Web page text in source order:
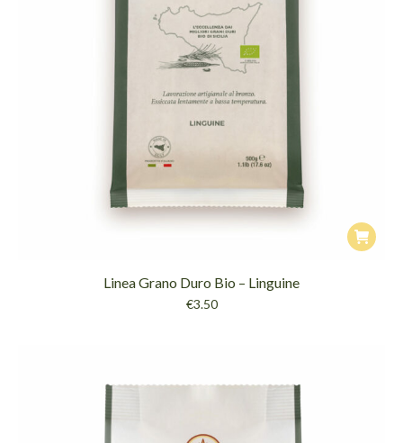
Linea Grano Duro Bio – Linguine
€3.50